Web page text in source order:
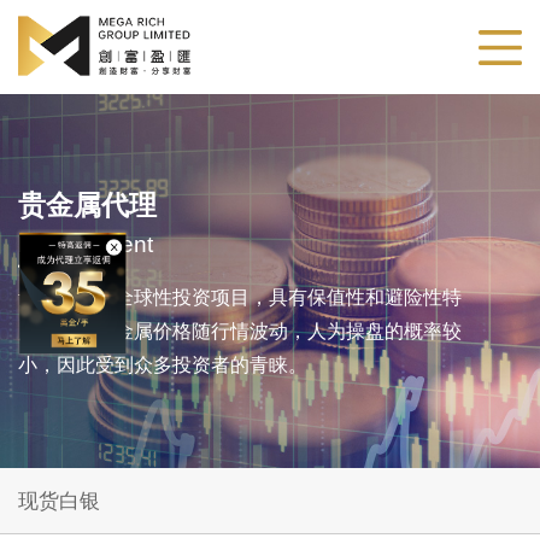
贵金属代理
Metals Agent
贵金属作为全球性投资项目，具有保值性和避险性特
点。由于贵金属价格随行情波动，人为操盘的概率较
小，因此受到众多投资者的青睐。
现货白银